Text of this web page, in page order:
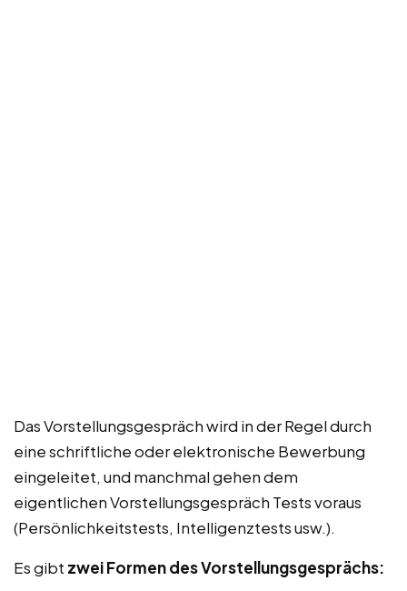
Das Vorstellungsgespräch wird in der Regel durch
eine schriftliche oder elektronische Bewerbung
eingeleitet, und manchmal gehen dem
eigentlichen Vorstellungsgespräch Tests voraus
(Persönlichkeitstests, Intelligenztests usw.).
Es gibt zwei Formen des Vorstellungsgesprächs: